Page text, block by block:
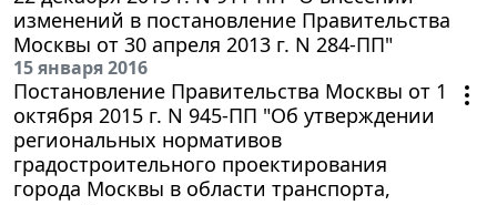
изменений в постановление Правительства
Москвы от 30 апреля 2013 г. N 284-ПП"
15 января 2016
Постановление Правительства Москвы от 1
октября 2015 г. N 945-ПП "Об утверждении
региональных нормативов
градостроительного проектирования
города Москвы в области транспорта,